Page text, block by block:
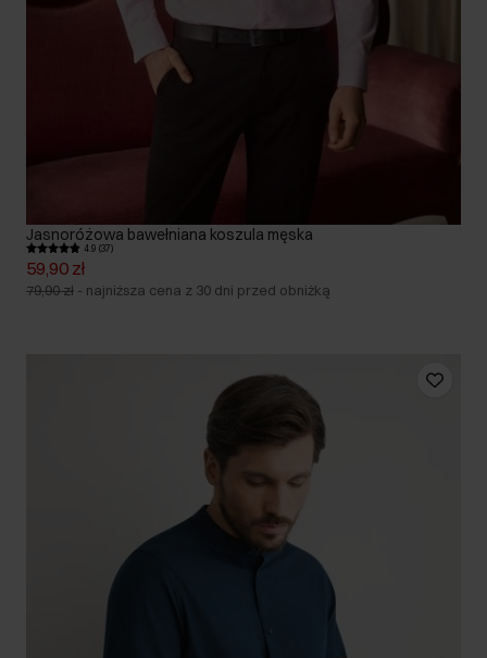
Jasnoróżowa bawełniana koszula męska
4.9 (37)
59,90 zł
79,90 zł - najniższa cena z 30 dni przed obniżką